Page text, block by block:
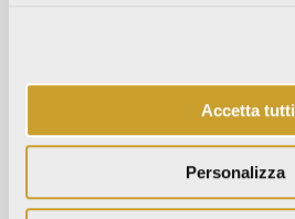
Accetta tutti
Personalizza
Novembre 2019
Settembre 2019
Categories